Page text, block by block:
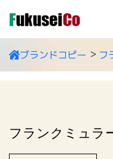
ブランドコピー フ
フランクミュラ